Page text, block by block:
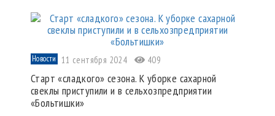
Новости 11 сентября 2024 409
Старт «сладкого» сезона. К уборке сахарной
свеклы приступили и в сельхозпредприятии
«Больтишки»